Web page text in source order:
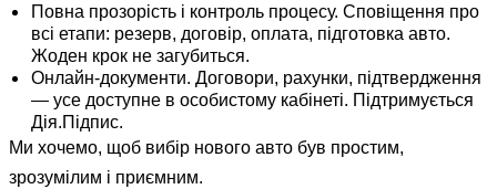
Повна прозорість і контроль процесу. Сповіщення про
всі етапи: резерв, договір, оплата, підготовка авто.
Жоден крок не загубиться.
Онлайн-документи. Договори, рахунки, підтвердження
— усе доступне в особистому кабінеті. Підтримується
Дія.Підпис.
Ми хочемо, щоб вибір нового авто був простим,
зрозумілим і приємним.